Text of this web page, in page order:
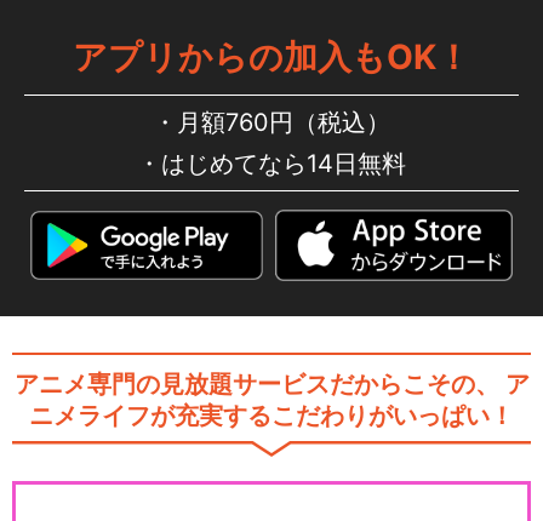
アプリからの加入もOK！
月額760円（税込）
はじめてなら14日無料
アニメ専門の見放題サービスだからこその、
ア
ニメライフが充実するこだわりがいっぱい！